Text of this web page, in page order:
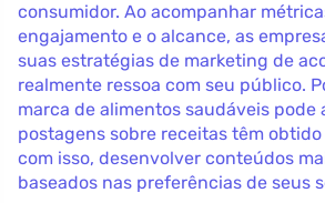
consumidor. Ao acompanhar
engajamento e o alcance, as
suas estratégias de marketing de
realmente ressoa com seu público.
marca de alimentos saudáveis pode
postagens sobre receitas têm
com isso, desenvolver conteúdos
baseados nas preferências de seus